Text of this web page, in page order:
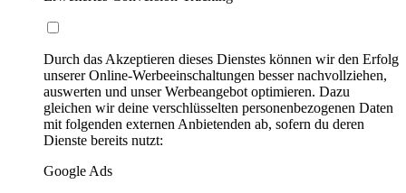
Durch das Akzeptieren dieses Dienstes können wir den Erfolg
unserer Online-Werbeeinschaltungen besser nachvollziehen,
auswerten und unser Werbeangebot optimieren. Dazu
gleichen wir deine verschlüsselten personenbezogenen Daten
mit folgenden externen Anbietenden ab, sofern du deren
Dienste bereits nutzt:
Google Ads